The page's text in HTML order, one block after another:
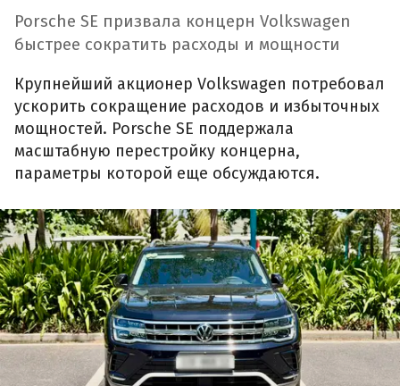
Porsche SE призвала концерн Volkswagen
быстрее сократить расходы и мощности
Крупнейший акционер Volkswagen потребовал
ускорить сокращение расходов и избыточных
мощностей. Porsche SE поддержала
масштабную перестройку концерна,
параметры которой еще обсуждаются.